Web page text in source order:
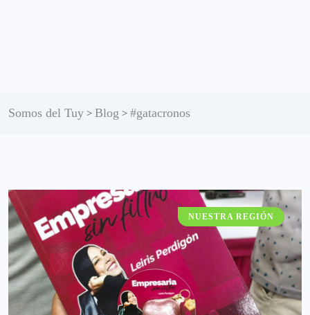
Somos del Tuy > Blog > #gatacronos
GATACRONOS
NUESTRA REGIÓN